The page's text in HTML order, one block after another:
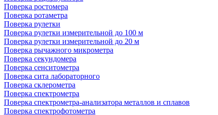
Поверка ростомера
Поверка ротаметра
Поверка рулетки
Поверка рулетки измерительной до 100 м
Поверка рулетки измерительной до 20 м
Поверка рычажного микрометра
Поверка секундомера
Поверка сенситометра
Поверка сита лабораторного
Поверка склерометра
Поверка спектрометра
Поверка спектрометра-анализатора металлов и сплавов
Поверка спектрофотометра